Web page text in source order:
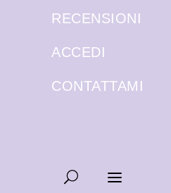
RECENSIONI
ACCEDI
CONTATTAMI